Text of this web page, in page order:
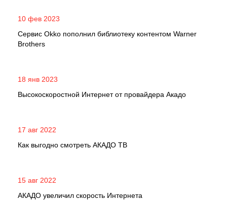
10 фев 2023
Сервис Okko пополнил библиотеку контентом Warner
Brothers
18 янв 2023
Высокоскоростной Интернет от провайдера Акадо
17 авг 2022
Как выгодно смотреть АКАДО ТВ
15 авг 2022
АКАДО увеличил скорость Интернета